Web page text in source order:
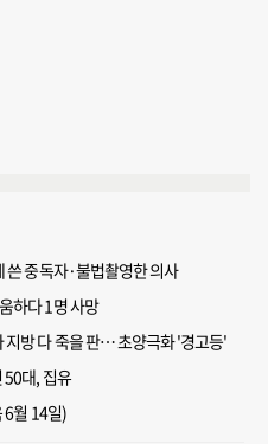
중독자·불법촬영한 의사
하다 1명 사망
지방 다 죽을 판… 초양극화 '경고등'
50대, 집유
6월 14일)